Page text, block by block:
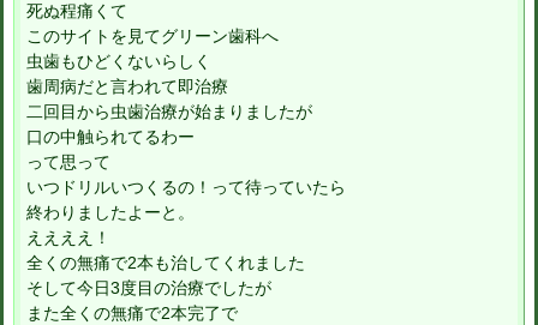
死ぬ程痛くて
このサイトを見てグリーン歯科へ
虫歯もひどくないらしく
歯周病だと言われて即治療
二回目から虫歯治療が始まりましたが
口の中触られてるわー
って思って
いつドリルいつくるの！って待っていたら
終わりましたよーと。
ええええ！
全くの無痛で2本も治してくれました
そして今日3度目の治療でしたが
また全くの無痛で2本完了で